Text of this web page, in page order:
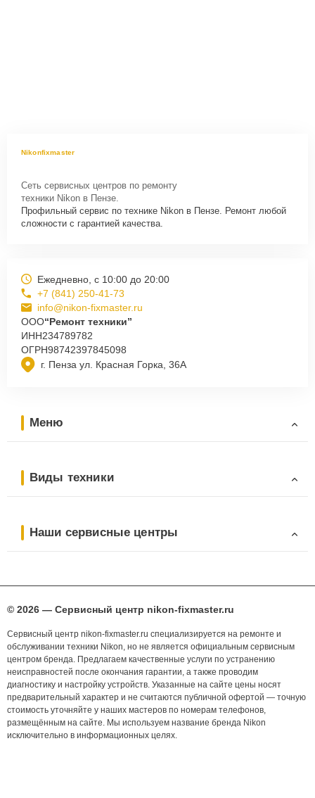
Nikonfixmaster
Сеть сервисных центров по ремонту
техники Nikon в Пензе.
Профильный сервис по технике Nikon в Пензе. Ремонт любой
сложности с гарантией качества.
г. Пенза ул. Красная Горка, 36А
Ежедневно, с 10:00 до 20:00
+7 (841) 250-41-73
info@nikon-fixmaster.ru
ООО“Ремонт техники”
ИНН234789782
ОГРН98742397845098
Меню
Виды техники
Наши сервисные центры
© 2026 — Сервисный центр nikon-fixmaster.ru
Сервисный центр nikon-fixmaster.ru специализируется на ремонте и
обслуживании техники Nikon, но не является официальным сервисным
центром бренда. Предлагаем качественные услуги по устранению
неисправностей после окончания гарантии, а также проводим
диагностику и настройку устройств. Указанные на сайте цены носят
предварительный характер и не считаются публичной офертой — точную
стоимость уточняйте у наших мастеров по номерам телефонов,
размещённым на сайте. Мы используем название бренда Nikon
исключительно в информационных целях.